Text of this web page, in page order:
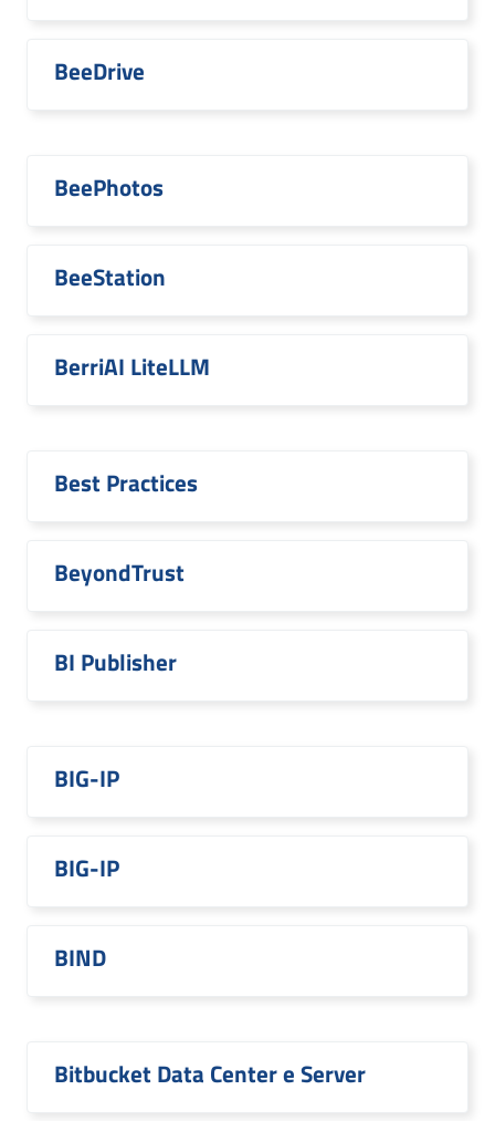
BeeDrive
BeePhotos
BeeStation
BerriAI LiteLLM
Best Practices
BeyondTrust
BI Publisher
BIG-IP
BIG-IP
BIND
Bitbucket Data Center e Server